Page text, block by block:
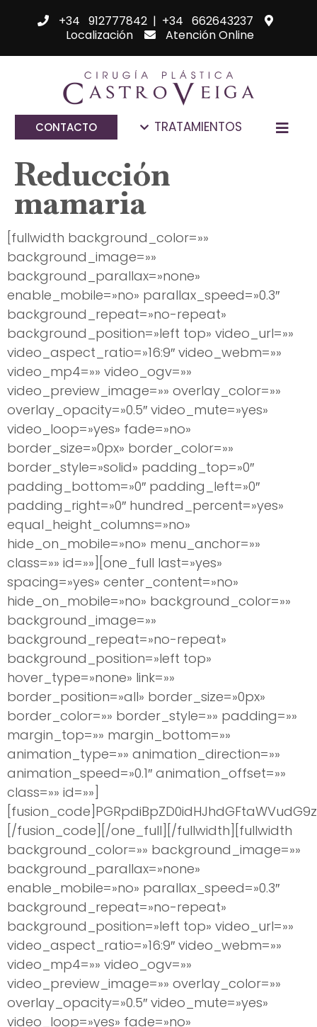
+34 912777842| +34 662643237
Localización
Atención Online
CONTACTO TRATAMIENTOS
Reducción
mamaria
[fullwidth background_color=»»
background_image=»»
background_parallax=»none»
enable_mobile=»no» parallax_speed=»0.3″
background_repeat=»no-repeat»
background_position=»left top» video_url=»»
video_aspect_ratio=»16:9″ video_webm=»»
video_mp4=»» video_ogv=»»
video_preview_image=»» overlay_color=»»
overlay_opacity=»0.5″ video_mute=»yes»
video_loop=»yes» fade=»no»
border_size=»0px» border_color=»»
border_style=»solid» padding_top=»0″
padding_bottom=»0″ padding_left=»0″
padding_right=»0″ hundred_percent=»yes»
equal_height_columns=»no»
hide_on_mobile=»no» menu_anchor=»»
class=»» id=»»][one_full last=»yes»
spacing=»yes» center_content=»no»
hide_on_mobile=»no» background_color=»»
background_image=»»
background_repeat=»no-repeat»
background_position=»left top»
hover_type=»none» link=»»
border_position=»all» border_size=»0px»
border_color=»» border_style=»» padding=»»
margin_top=»» margin_bottom=»»
animation_type=»» animation_direction=»»
animation_speed=»0.1″ animation_offset=»»
class=»» id=»»]
[/fusion_code][/one_full][/fullwidth][fullwidth
background_color=»» background_image=»»
background_parallax=»none»
enable_mobile=»no» parallax_speed=»0.3″
background_repeat=»no-repeat»
background_position=»left top» video_url=»»
video_aspect_ratio=»16:9″ video_webm=»»
video_mp4=»» video_ogv=»»
video_preview_image=»» overlay_color=»»
overlay_opacity=»0.5″ video_mute=»yes»
video_loop=»yes» fade=»no»